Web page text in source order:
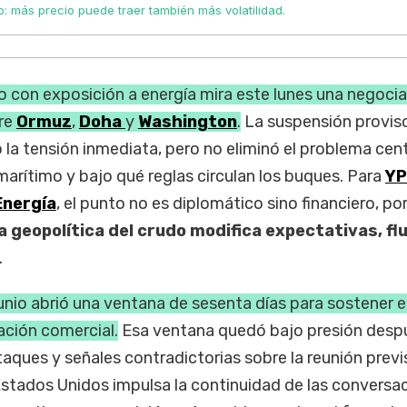
más precio puede traer también más volatilidad.
con exposición a energía mira este lunes una
Ormuz, Dohay Washington. La suspensión
tensión inmediata, pero no eliminó el problema
y bajo qué reglas circulan los buques. Para
, el punto no es diplomático sino financiero,
geopolítica del crudo modifica expectativas,
abrió una ventana de sesenta días para sostener
comercial. Esa ventana quedó bajo presión
y señales contradictorias sobre la reunión
Unidos impulsa la continuidad de las